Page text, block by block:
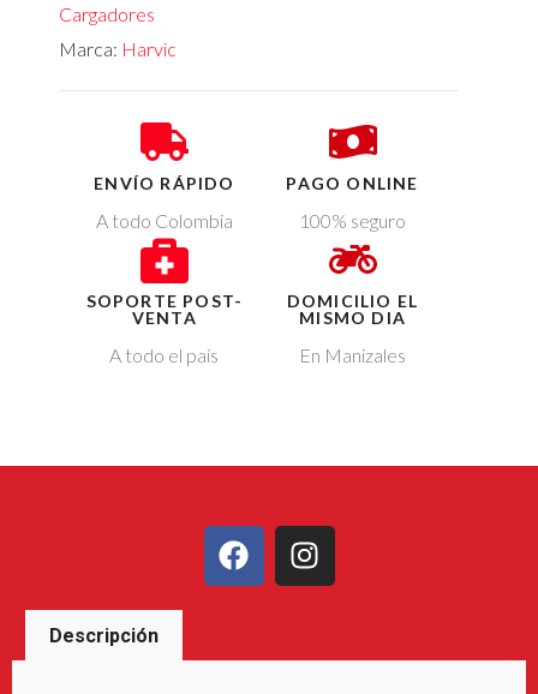
Cargadores
Marca: Harvic
ENVÍO RÁPIDO
A todo Colombia
SOPORTE POST-
VENTA
A todo el país
PAGO ONLINE
100% seguro
DOMICILIO EL
MISMO DIA
En Manizales
Descripción